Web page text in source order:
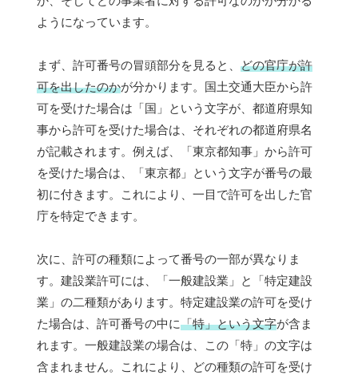
ようになっています。
まず、許可番号の冒頭部分を見ると、 どの官庁が許
可を出したのかが分かります。国土交通大臣から許
可を受けた場合は「国」という文字が、都道府県知
事から許可を受けた場合は、それぞれの都道府県名
が記載されます。例えば、「東京都知事」から許可
を受けた場合は、「東京都」という文字が番号の最
初に付きます。これにより、一目で許可を出した官
庁を特定できます。
次に、許可の種類によって番号の一部が異なりま
す。建設業許可には、「一般建設業」と「特定建設
業」の二種類があります。特定建設業の許可を受け
た場合は、許可番号の中に「特」という文字が含ま
れます。一般建設業の場合は、この「特」の文字は
含まれません。これにより、どの種類の許可を受け